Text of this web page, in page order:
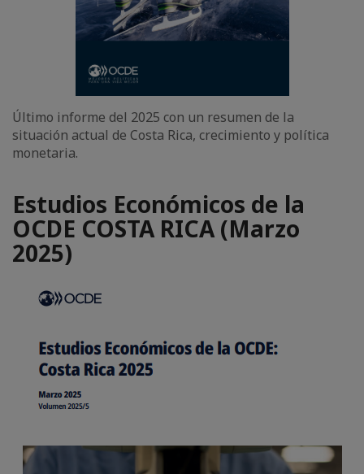
Último informe del 2025 con un resumen de la
situación actual de Costa Rica, crecimiento y política
monetaria.
Estudios Económicos de la
OCDE COSTA RICA (Marzo
2025)